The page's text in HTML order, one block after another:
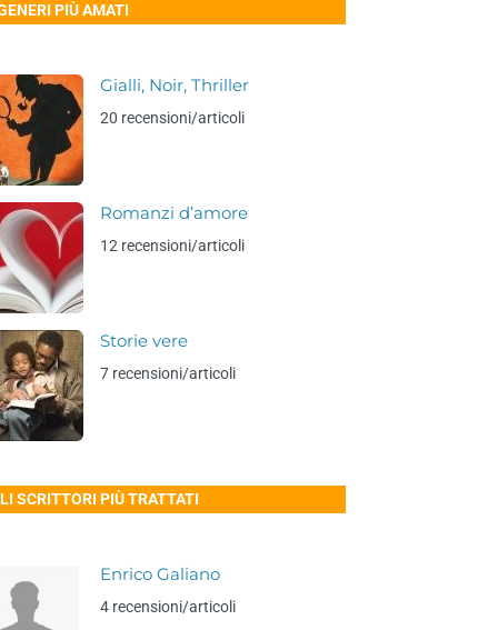
PIÙ AMATI
Gialli, Noir, Thriller
20 recensioni/articoli
Romanzi d’amore
12 recensioni/articoli
Storie vere
7 recensioni/articoli
SCRITTORI PIÙ TRATTATI
Enrico Galiano
4 recensioni/articoli